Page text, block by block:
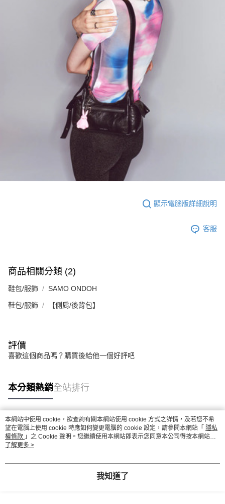
顯示電腦版詳細說明
客服
商品相關分類 (2)
鞋包/服飾 SAMO ONDOH
鞋包/服飾 【側肩/後背包】
評價
喜歡這個商品嗎？購買後給他一個好評吧
本分類熱銷全站排行
熱門標籤
本網站中使用 cookie，欲查詢有關本網站使用 cookie 方式之詳情，及若您不希
望在電腦上使用 cookie 時應如何變更電腦的 cookie 設定，請參閱本網站「 隱私
權條款 」之 Cookie 聲明。您繼續使用本網站即表示您同意本公司得按本網站使
用條款之 Cookie 聲明使用 cookie。
了解更多 >
我知道了